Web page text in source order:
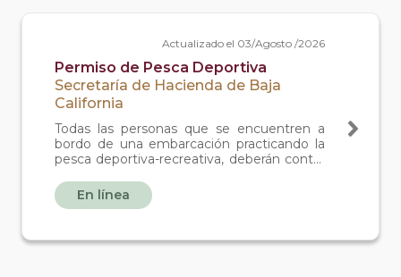
Actualizado el 03/Agosto /2026
Permiso de Pesca Deportiva
Secretaría de Hacienda de Baja
California
Todas las personas que se encuentren a
bordo de una embarcación practicando la
pesca deportiva-recreativa, deberán contar
actividad de pesca deportiva en aguas
interiores.
En línea